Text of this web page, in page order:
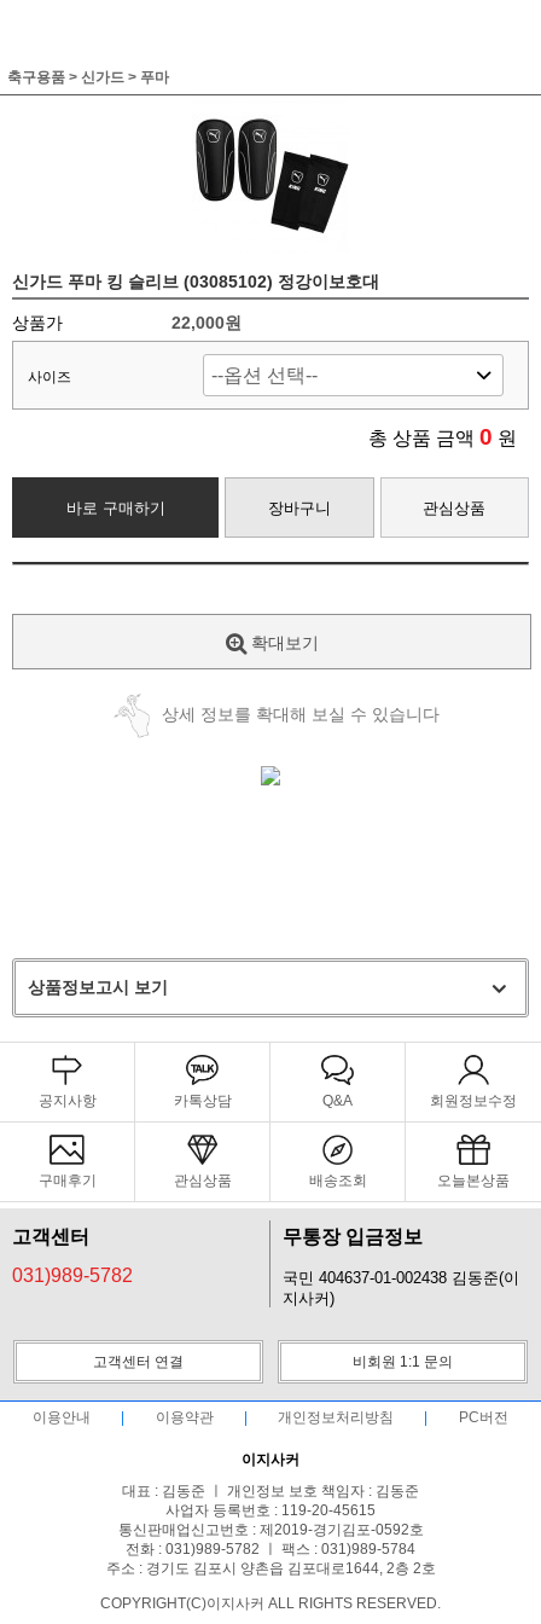
축구용품 > 신가드 > 푸마
신가드 푸마 킹 슬리브 (03085102) 정강이보호대
상품가 22,000원
사이즈
총 상품 금액 0 원
바로 구매하기 장바구니 관심상품
확대보기
상세 정보를 확대해 보실 수 있습니다
상품정보고시 보기
공지사항 카톡상담 Q&A 회원정보수정
구매후기 관심상품 배송조회 오늘본상품
고객센터
031)989-5782
무통장 입금정보
국민 404637-01-002438 김동준(이
지사커)
고객센터 연결 비회원 1:1 문의
이용안내 이용약관 개인정보처리방침 PC버전
이지사커
대표 : 김동준 ㅣ 개인정보 보호 책임자 : 김동준
사업자 등록번호 : 119-20-45615
통신판매업신고번호 : 제2019-경기김포-0592호
전화 : 031)989-5782 ㅣ 팩스 : 031)989-5784
주소 : 경기도 김포시 양촌읍 김포대로1644, 2층 2호
COPYRIGHT(C)이지사커 ALL RIGHTS RESERVED.